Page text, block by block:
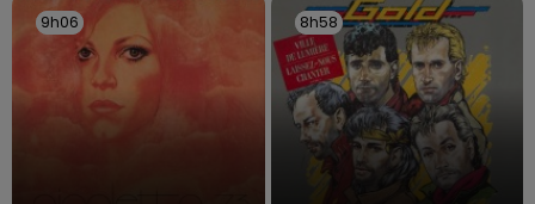
9h06
9h06 8h58
8h58